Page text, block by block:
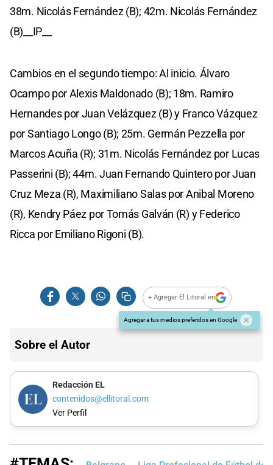
38m. Nicolás Fernández (B); 42m. Nicolás Fernández
(B)__IP__
Cambios en el segundo tiempo: Al inicio. Álvaro
Ocampo por Alexis Maldonado (B); 18m. Ramiro
Hernandes por Juan Velázquez (B) y Franco Vázquez
por Santiago Longo (B); 25m. Germán Pezzella por
Marcos Acuña (R); 31m. Nicolás Fernández por Lucas
Passerini (B); 44m. Juan Fernando Quintero por Juan
Cruz Meza (R), Maximiliano Salas por Anibal Moreno
(R), Kendry Páez por Tomás Galván (R) y Federico
Ricca por Emiliano Rigoni (B).
+ Agregar El Litoral en
Agregar a tus medios preferidos en Google
Sobre el Autor
Redacción EL
contenidos@ellitoral.com
Ver Perfil